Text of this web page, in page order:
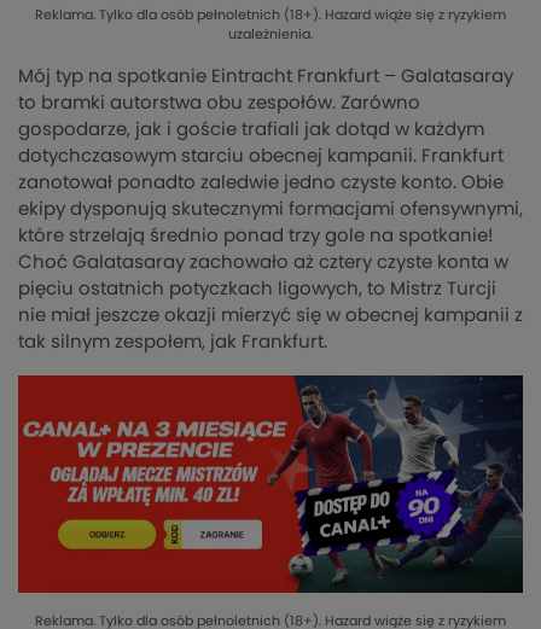
Reklama. Tylko dla osób pełnoletnich (18+). Hazard wiąże się z ryzykiem
uzależnienia.
Mój typ na spotkanie Eintracht Frankfurt – Galatasaray
to bramki autorstwa obu zespołów. Zarówno
gospodarze, jak i goście trafiali jak dotąd w każdym
dotychczasowym starciu obecnej kampanii. Frankfurt
zanotował ponadto zaledwie jedno czyste konto. Obie
ekipy dysponują skutecznymi formacjami ofensywnymi,
które strzelają średnio ponad trzy gole na spotkanie!
Choć Galatasaray zachowało aż cztery czyste konta w
pięciu ostatnich potyczkach ligowych, to Mistrz Turcji
nie miał jeszcze okazji mierzyć się w obecnej kampanii z
tak silnym zespołem, jak Frankfurt.
Reklama. Tylko dla osób pełnoletnich (18+). Hazard wiąże się z ryzykiem